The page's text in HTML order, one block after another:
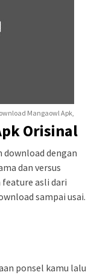
Mangaowl Apk,
Orisinal
dengan
dan versus
feature asli dari
sampai usai.
ponsel kamu lalu